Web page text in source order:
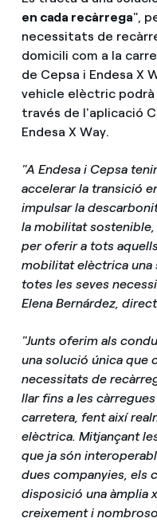
en cada recàrrega",
necessitats de
domicili com a la
de Cepsa i Endesa X
vehicle elèctric
través de l'aplicació
Endesa X Way.
"A Endesa i Cepsa
accelerar la transició
impulsar la
la mobilitat sostenible,
per oferir a tots
mobilitat elèctrica
totes les seves
Elena Bernárdez,
"Junts oferim als
una solució única que
necessitats de
llar fins a les
carretera, fent així
elèctrica. Mitjançant
que ja són
dues companyies, els
disposició una àmplia
creixement i